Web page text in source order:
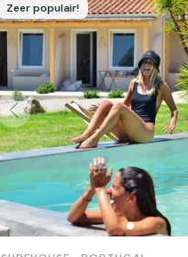
Zeer populair!